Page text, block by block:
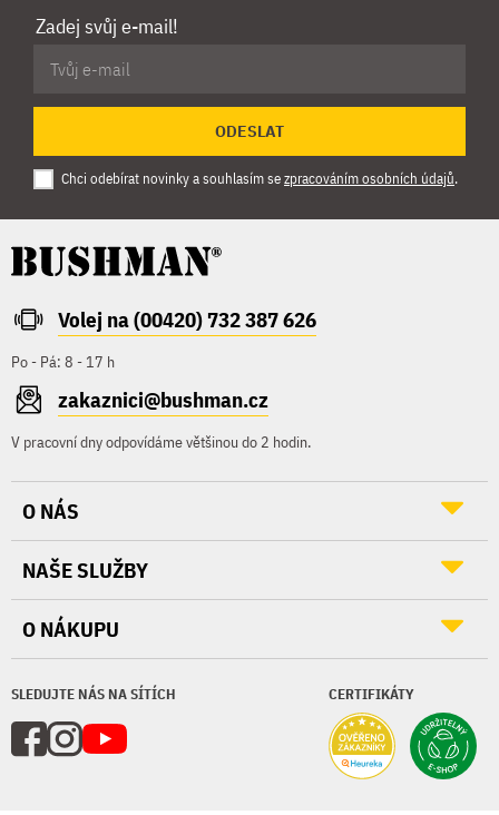
Zadej svůj e-mail!
ODESLAT
Chci odebírat novinky a souhlasím sezpracováním osobních údajů.
Volej na (00420) 732 387 626
Po - Pá: 8 - 17 h
zakaznici@bushman.cz
V pracovní dny odpovídáme většinou do 2 hodin.
SLEDUJTE NÁS NA SÍTÍCH CERTIFIKÁTY
O NÁS
NAŠE SLUŽBY
O NÁKUPU